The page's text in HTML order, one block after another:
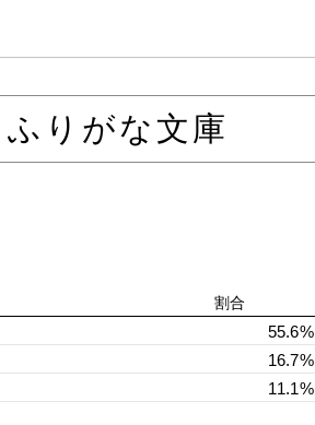
ふりがな文庫
割合
55.6%
16.7%
11.1%